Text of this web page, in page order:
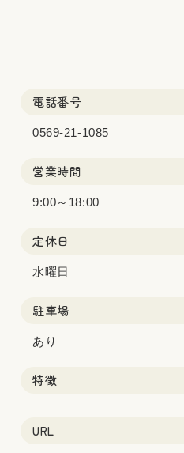
電話番号
0569-21-1085
営業時間
9:00～18:00
定休日
水曜日
駐車場
あり
特徴
URL